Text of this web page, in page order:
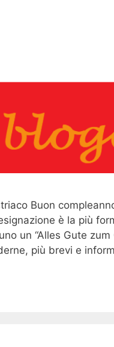
Buon
è la più
un “Alles Gute
più brevi e